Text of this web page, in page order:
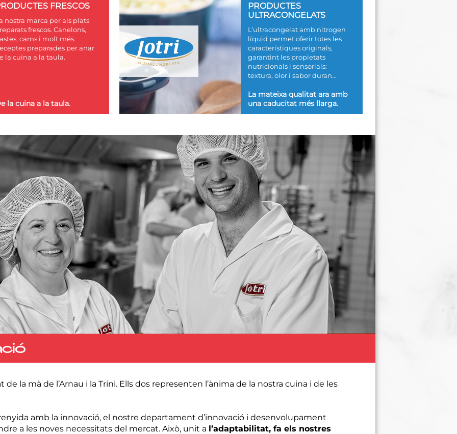
FRESCOS
nostra marca per als plats
frescos. Canelons,
carns i molt més.
preparades per anar
la cuina a la taula.
la cuina a la taula.
PRODUCTES
ULTRACONGELATS
L’ultracongelat amb nitrogen
líquid permet oferir totes les
característiques originals,
garantint les propietats
nutricionals i sensorials:
textura, olor i sabor duran...
La mateixa qualitat ara amb
una caducitat més llarga.
la mà de l’Arnau i la Trini. Ells dos representen l’ànima de la nostra cuina i de les
amb la innovació, el nostre departament d’innovació i desenvolupament
a les noves necessitats del mercat. Això, unit a l’adaptabilitat, fa els nostres